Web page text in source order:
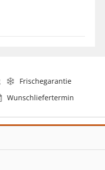
Frischegarantie
Wunschliefertermin